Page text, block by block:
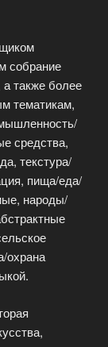
собрание
также более
тематикам,
средства,
текстура/
пища/еда/
народы/
охрана